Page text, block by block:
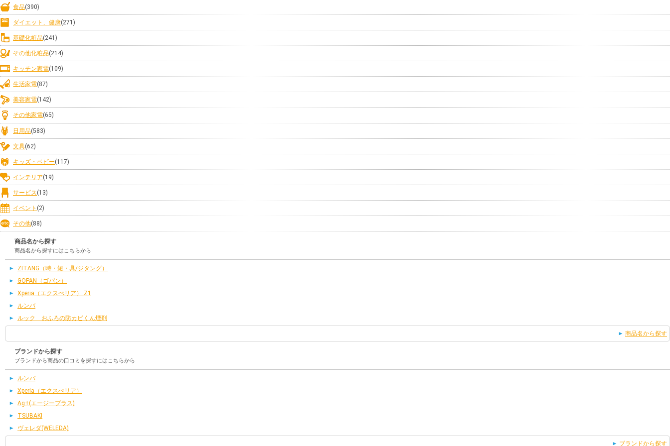
食品(390)
ダイエット、健康(271)
基礎化粧品(241)
その他化粧品(214)
キッチン家電(109)
生活家電(87)
美容家電(142)
その他家電(65)
日用品(583)
文具(62)
キッズ・ベビー(117)
インテリア(19)
サービス(13)
イベント (2)
その他(88)
商品名から探す
商品名から探すにはこちらから
ZITANG（時・短・具/ジタング）
GOPAN（ゴパン）
Xperia（エクスぺリア） Z1
ルンバ
ルック おふろの防カビくん煙剤
商品名から探す
ブランドから探す
ブランドから商品の口コミを探すにはこちらから
ルンバ
Xperia（エクスぺリア）
Ag+(エージープラス)
TSUBAKI
ヴェレダ(WELEDA)
ブランドから探す